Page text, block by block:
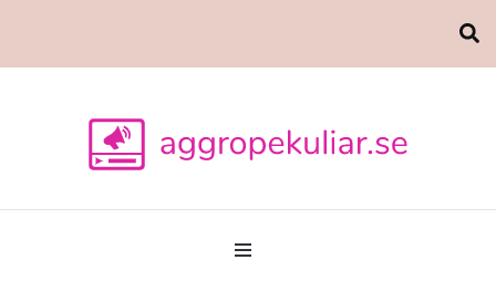
aggropekuliar.se